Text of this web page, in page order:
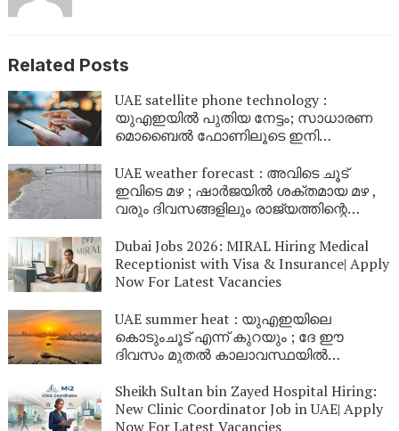
Related Posts
UAE satellite phone technology :
യുഎഇയിൽ പുതിയ നേട്ടം; സാധാരണ
മൊബൈൽ ഫോണിലൂടെ ഇനി
കൈമാറാം
UAE weather forecast : അവിടെ ചൂട്
ഇവിടെ മഴ ; ഷാർജയിൽ ശക്തമായ മഴ ,
വരും ദിവസങ്ങളിലും രാജ്യത്തിന്റെ
സാധ്യത
Dubai Jobs 2026: MIRAL Hiring Medical
Receptionist with Visa & Insurance| Apply
Now For Latest Vacancies
UAE summer heat : യുഎഇയിലെ
കൊടുംചൂട് എന്ന് കുറയും ; ദേ ഈ
ദിവസം മുതൽ കാലാവസ്ഥയിൽ
Sheikh Sultan bin Zayed Hospital Hiring:
New Clinic Coordinator Job in UAE| Apply
Now For Latest Vacancies